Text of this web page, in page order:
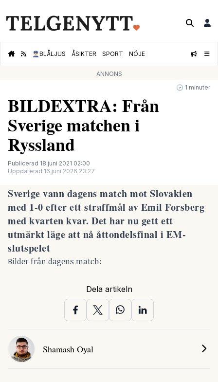
👮🏻‍♂️BLÅLJUS ÅSIKTER SPORT NÖJE
ANNONS
🕝 1 minuter
BILDEXTRA: Från
Sverige matchen i
Ryssland
Publicerad 18 juni 2021 02:00
Uppdaterad 16 juni 2026 23:27
Sverige vann dagens match mot Slovakien
med 1-0 efter ett straffmål av Emil Forsberg
med kvarten kvar. Det har nu gett ett
utmärkt läge att nå åttondelsfinal i EM-
slutspelet
Bilder från dagens match:
Dela artikeln
Shamash Oyal